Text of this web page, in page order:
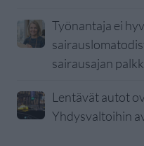
Työnantaja ei
sairausajan
Lentävät autot
Yhdysvaltoihin